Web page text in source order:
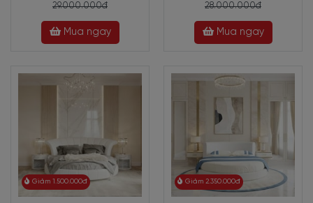
29.000.000đ
Mua ngay
28.000.000đ
Mua ngay
Giảm 1.500.000đ Giảm 2.350.000đ